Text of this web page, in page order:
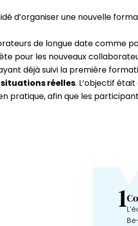
d’organiser une nouvelle
de longue date comme
pour les nouveaux
déjà suivi la première
réelles. L’objectif
pratique, afin que les
1